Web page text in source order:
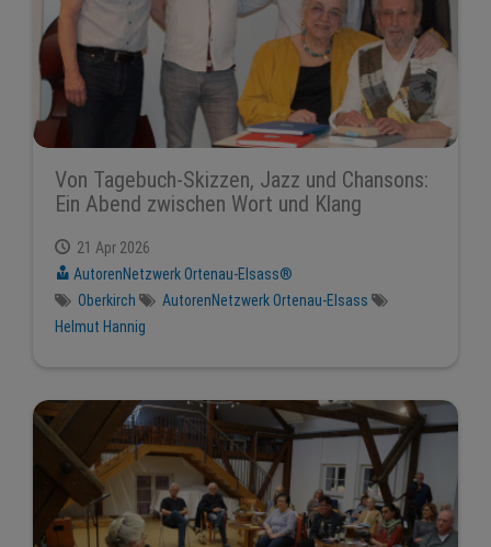
Von Tagebuch-Skizzen, Jazz und Chansons:
Ein Abend zwischen Wort und Klang
21 Apr 2026
AutorenNetzwerk Ortenau-Elsass®
Oberkirch
AutorenNetzwerk Ortenau-Elsass
Helmut Hannig